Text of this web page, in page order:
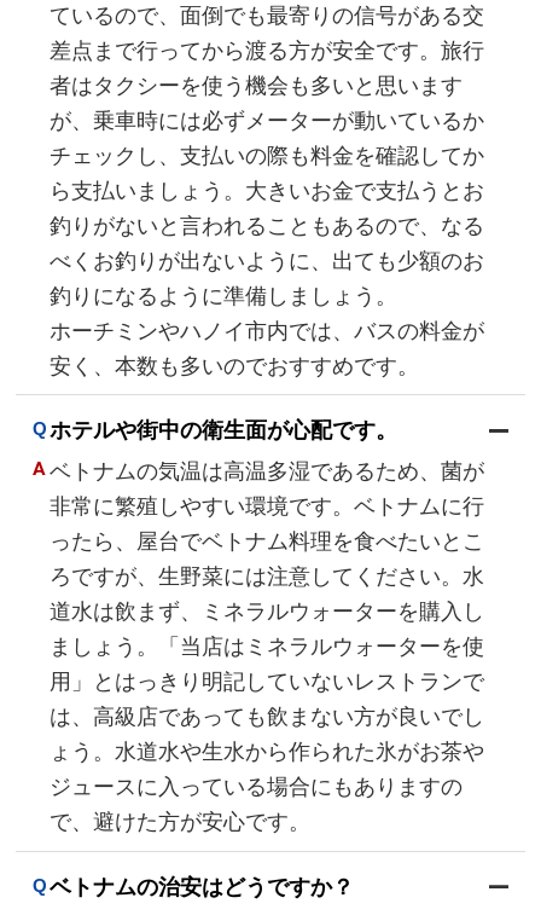
ているので、面倒でも最寄りの信号がある交
差点まで行ってから渡る方が安全です。旅行
者はタクシーを使う機会も多いと思います
が、乗車時には必ずメーターが動いているか
チェックし、支払いの際も料金を確認してか
ら支払いましょう。大きいお金で支払うとお
釣りがないと言われることもあるので、なる
べくお釣りが出ないように、出ても少額のお
釣りになるように準備しましょう。
ホーチミンやハノイ市内では、バスの料金が
安く、本数も多いのでおすすめです。
ホテルや街中の衛生面が心配です。
ベトナムの気温は高温多湿であるため、菌が
非常に繁殖しやすい環境です。ベトナムに行
ったら、屋台でベトナム料理を食べたいとこ
ろですが、生野菜には注意してください。水
道水は飲まず、ミネラルウォーターを購入し
ましょう。「当店はミネラルウォーターを使
用」とはっきり明記していないレストランで
は、高級店であっても飲まない方が良いでし
ょう。水道水や生水から作られた氷がお茶や
ジュースに入っている場合にもありますの
で、避けた方が安心です。
ベトナムの治安はどうですか？